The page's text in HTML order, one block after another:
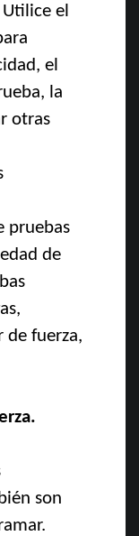
el
el
la
otras
pruebas
de
de fuerza,
son